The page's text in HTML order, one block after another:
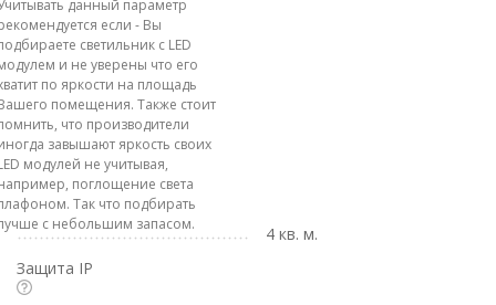
данный параметр
если - Вы
светильник с LED
и не уверены что его
по яркости на площадь
помещения. Также стоит
что производители
завышают яркость своих
модулей не учитывая,
поглощение света
Так что подбирать
с небольшим запасом.
4 кв. м.
Защита IP